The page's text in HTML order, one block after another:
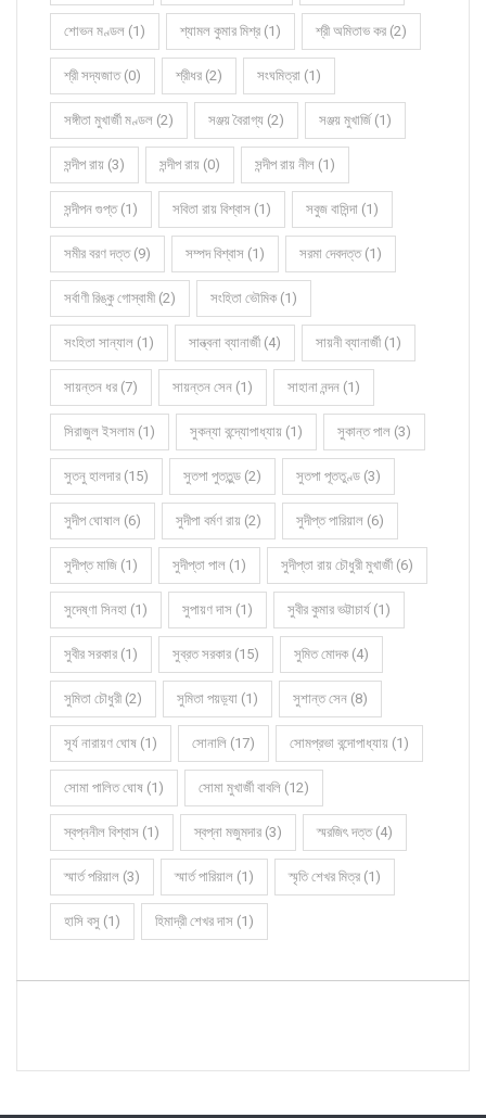
শোভন মণ্ডল (1) শ্যামল কুমার মিশ্র (1) শ্রী অমিতাভ কর (2)
শ্রী সদ্যজাত (0) শ্রীধর (2) সংঘমিত্রা (1)
সঙ্গীতা মুখার্জী মণ্ডল (2) সঞ্জয় বৈরাগ্য (2) সঞ্জয় মুখার্জি (1)
সন্দীপ রায় (3) সন্দীপ রায় (0) সন্দীপ রায় নীল (1)
সন্দীপন গুপ্ত (1) সবিতা রায় বিশ্বাস (1) সবুজ বাসিন্দা (1)
সমীর বরণ দত্ত (9) সম্পদ বিশ্বাস (1) সরমা দেবদত্ত (1)
সর্বাণী রিঙ্কু গোস্বামী (2) সংহিতা ভৌমিক (1)
সংহিতা সান্যাল (1) সান্ত্বনা ব্যানার্জী (4) সায়নী ব্যানার্জী (1)
সায়ন্তন ধর (7) সায়ন্তন সেন (1) সাহানা নন্দন (1)
সিরাজুল ইসলাম (1) সুকন্যা বন্দ্যোপাধ্যায় (1) সুকান্ত পাল (3)
সুতনু হালদার (15) সুতপা পুততুন্ড (2) সুতপা পূততুণ্ড (3)
সুদীপ ঘোষাল (6) সুদীপা বর্মণ রায় (2) সুদীপ্ত পারিয়াল (6)
সুদীপ্ত মাজি (1) সুদীপ্তা পাল (1) সুদীপ্তা রায় চৌধুরী মুখার্জী (6)
সুদেষ্ণা সিনহা (1) সুপায়ণ দাস (1) সুবীর কুমার ভট্টাচার্য (1)
সুবীর সরকার (1) সুব্রত সরকার (15) সুমিত মোদক (4)
সুমিতা চৌধুরী (2) সুমিতা পয়ড়্যা (1) সুশান্ত সেন (8)
সূর্য নারায়ণ ঘোষ (1) সোনালি (17) সোমপ্রভা বন্দোপাধ্যায় (1)
সোমা পালিত ঘোষ (1) সোমা মুখার্জী বাবলি (12)
স্বপ্ননীল বিশ্বাস (1) স্বপ্না মজুমদার (3) স্মরজিৎ দত্ত (4)
স্মার্ত পরিয়াল (3) স্মার্ত পারিয়াল (1) স্মৃতি শেখর মিত্র (1)
হাসি বসু (1) হিমাদ্রী শেখর দাস (1)